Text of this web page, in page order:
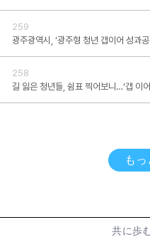
259
광주광역시, ‘광주형 청년 갭이어 성과공
258
길 잃은 청년들, 쉼표 찍어보니…‘갭 이
も
共に歩